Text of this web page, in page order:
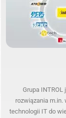
Grupa
rozwiązania m.in.
technologii IT do